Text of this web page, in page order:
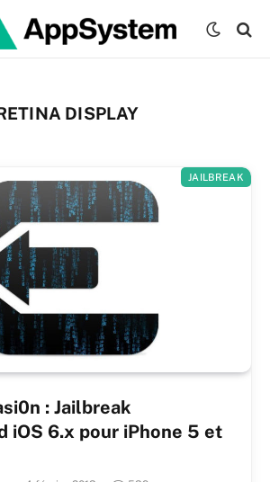
DISPLAY
JAILBREAK
: Jailbreak
iOS 6.x pour iPhone 5 et